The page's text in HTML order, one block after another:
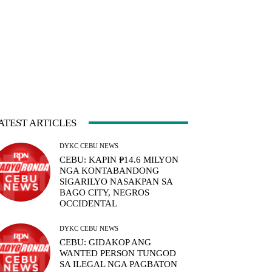
ARTICLES
DYKC CEBU NEWS
CEBU: KAPIN ₱14.6 MILYON
NGA KONTABANDONG
SIGARILYO NASAKPAN SA
BAGO CITY, NEGROS
OCCIDENTAL
DYKC CEBU NEWS
CEBU: GIDAKOP ANG
WANTED PERSON TUNGOD
SA ILEGAL NGA PAGBATON